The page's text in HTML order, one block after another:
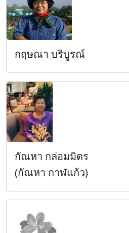
กฤษณา บริบูรณ์
กัณหา กล่อมมิตร
(กัณหา กาฬแก้ว)